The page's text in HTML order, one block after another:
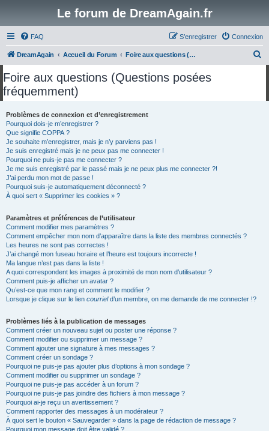
Le forum de DreamAgain.fr
FAQ Connexion
S’enregistrer
DreamAgain Accueil du Forum Foire aux questions (Questions posées fréquemment)
Foire aux questions (Questions posées
fréquemment)
Problèmes de connexion et d’enregistrement
Pourquoi dois-je m’enregistrer ?
Que signifie COPPA ?
Je souhaite m’enregistrer, mais je n’y parviens pas !
Je suis enregistré mais je ne peux pas me connecter !
Pourquoi ne puis-je pas me connecter ?
Je me suis enregistré par le passé mais je ne peux plus me connecter ?!
J’ai perdu mon mot de passe !
Pourquoi suis-je automatiquement déconnecté ?
À quoi sert « Supprimer les cookies » ?
Paramètres et préférences de l’utilisateur
Comment modifier mes paramètres ?
Comment empêcher mon nom d’apparaître dans la liste des membres connectés ?
Les heures ne sont pas correctes !
J’ai changé mon fuseau horaire et l’heure est toujours incorrecte !
Ma langue n’est pas dans la liste !
A quoi correspondent les images à proximité de mon nom d’utilisateur ?
Comment puis-je afficher un avatar ?
Qu’est-ce que mon rang et comment le modifier ?
Lorsque je clique sur le lien courrield’un membre, on me demande de me connecter !?
Problèmes liés à la publication de messages
Comment créer un nouveau sujet ou poster une réponse ?
Comment modifier ou supprimer un message ?
Comment ajouter une signature à mes messages ?
Comment créer un sondage ?
Pourquoi ne puis-je pas ajouter plus d’options à mon sondage ?
Comment modifier ou supprimer un sondage ?
Pourquoi ne puis-je pas accéder à un forum ?
Pourquoi ne puis-je pas joindre des fichiers à mon message ?
Pourquoi ai-je reçu un avertissement ?
Comment rapporter des messages à un modérateur ?
À quoi sert le bouton « Sauvegarder » dans la page de rédaction de message ?
Pourquoi mon message doit être validé ?